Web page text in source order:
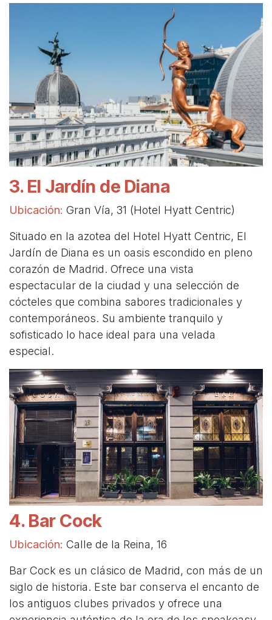
3. El Jardín de Diana
Ubicación: Gran Vía, 31 (Hotel Hyatt Centric)
Situado en la azotea del Hotel Hyatt Centric, El
Jardín de Diana es un oasis escondido en pleno
corazón de Madrid. Ofrece una vista
espectacular de la ciudad y una selección de
cócteles que combina sabores tradicionales y
contemporáneos. Su ambiente tranquilo y
sofisticado lo hace ideal para una velada
especial.
4. Bar Cock
Ubicación: Calle de la Reina, 16
Bar Cock es un clásico de Madrid, con más de un
siglo de historia. Este bar conserva el encanto de
los antiguos clubes privados y ofrece una